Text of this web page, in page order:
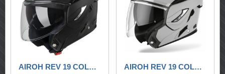
AIROH REV 19 COLOR BLACK MATT AIROH REV 19 COLOR CONCRETE GREY MATT